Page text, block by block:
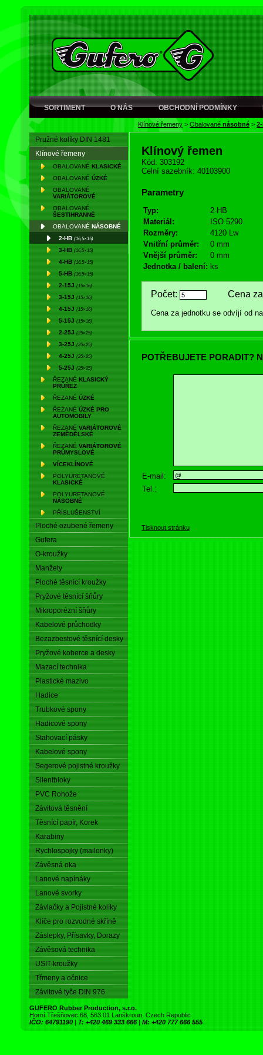
SORTIMENT O NÁS OBCHODNÍ PODMÍNKY
Klínové řemeny > Obalované násobné >
Pružné kolíky DIN 1481
Klínové řemeny
OBALOVANÉ KLASICKÉ
OBALOVANÉ ÚZKÉ
OBALOVANÉ
VARIÁTOROVÉ
OBALOVANÉ
ŠESTIHRANNÉ
OBALOVANÉ NÁSOBNÉ
2-HB (16,5×15)
3-HB (16,5×15)
4-HB (16,5×15)
5-HB (16,5×15)
2-15J (15×16)
3-15J (15×16)
4-15J (15×16)
5-15J (15×16)
2-25J (25×25)
3-25J (25×25)
4-25J (25×25)
5-25J (25×25)
ŘEZANÉ KLASICKÝ
PRŮŘEZ
ŘEZANÉ ÚZKÉ
ŘEZANÉ ÚZKÉ PRO
AUTOMOBILY
ŘEZANÉ VARIÁTOROVÉ
ZEMĚDĚLSKÉ
ŘEZANÉ VARIÁTOROVÉ
PRŮMYSLOVÉ
VÍCEKLÍNOVÉ
POLYURETANOVÉ
KLASICKÉ
POLYURETANOVÉ
NÁSOBNÉ
PŘÍSLUŠENSTVÍ
Ploché ozubené řemeny
Gufera
O-kroužky
Manžety
Ploché těsnící kroužky
Pryžové těsnící šňůry
Mikroporézní šňůry
Kabelové průchodky
Bezazbestové těsnící desky
Pryžové koberce a desky
Mazací technika
Plastické mazivo
Hadice
Trubkové spony
Hadicové spony
Stahovací pásky
Kabelové spony
Segerové pojistné kroužky
Silentbloky
PVC Rohože
Závitová těsnění
Těsnící papír, Korek
Karabiny
Rychlospojky (mailonky)
Závěsná oka
Lanové napínáky
Lanové svorky
Závlačky a Pojistné kolíky
Klíče pro rozvodné skříně
Záslepky, Přísavky, Dorazy
Závěsová technika
USIT-kroužky
Třmeny a očnice
Závitové tyče DIN 976
Klínový řemen
Kód: 303192
Celní sazebník: 40103900
Parametry
Typ:
2-HB
Materiál:
ISO 5290
Rozměry:
4120 Lw
Vnitřní průměr:
0 mm
Vnější průměr:
0 mm
Jednotka / balení: ks
Počet: Cena za
Cena za jednotku se odvíjí od
POTŘEBUJETE PORADIT?
E-mail:
Tel.:
Tisknout stránku
GUFERO Rubber Production, s.r.o.
Horní Třešňovec 68, 563 01 Lanškroun, Czech Republic
IČO: 64791190 | T: +420 469 333 666 | M: +420 777 666 555